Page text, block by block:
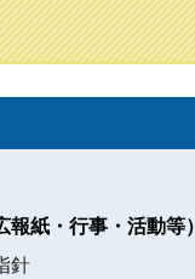
報紙・行事・活動等）
針